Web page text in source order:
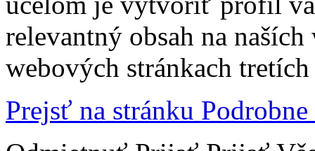
relevantný obsah na
webových stránkach tretích
Prejsť na stránku